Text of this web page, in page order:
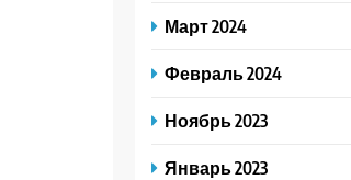
Март 2024
Февраль 2024
Ноябрь 2023
Январь 2023